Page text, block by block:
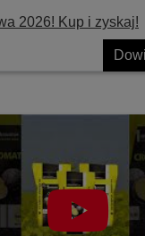
2026! Kup i zyskaj!